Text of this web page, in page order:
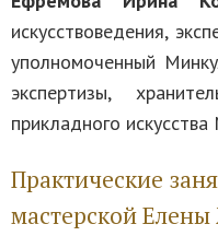
искусствоведения,
уполномоченный
экспертизы,
прикладного
Практические
мастерской